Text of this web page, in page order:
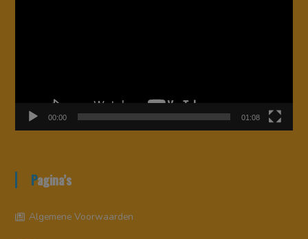
00:00 01:08
Pagina’s
Algemene Voorwaarden